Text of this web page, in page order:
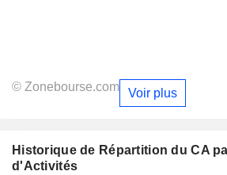
© Zonebourse.com Voir plus
Historique de Répartition du CA
d'Activités